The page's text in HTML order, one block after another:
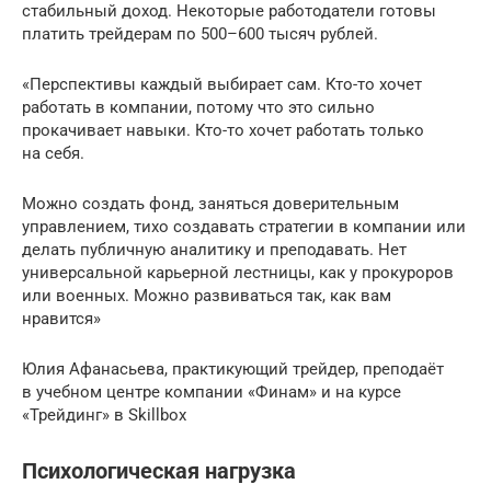
стабильный доход. Некоторые работодатели готовы
платить трейдерам по 500–600 тысяч рублей.
«Перспективы каждый выбирает сам. Кто-то хочет
работать в компании, потому что это сильно
прокачивает навыки. Кто-то хочет работать только
на себя.
Можно создать фонд, заняться доверительным
управлением, тихо создавать стратегии в компании или
делать публичную аналитику и преподавать. Нет
универсальной карьерной лестницы, как у прокуроров
или военных. Можно развиваться так, как вам
нравится»
Юлия Афанасьева, практикующий трейдер, преподаёт
в учебном центре компании «Финам» и на курсе
«Трейдинг» в Skillbox
Психологическая нагрузка